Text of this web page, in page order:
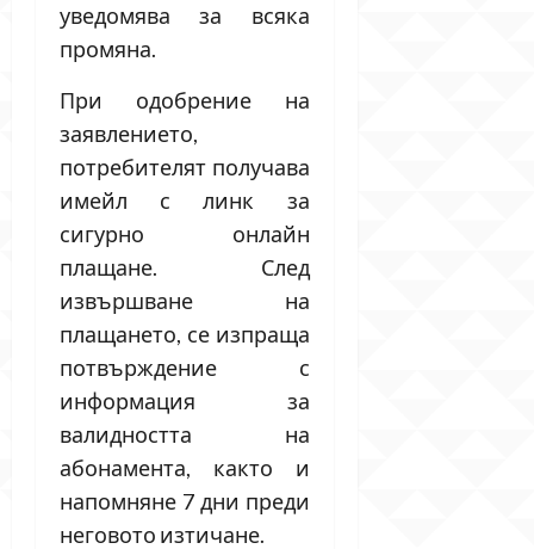
уведомява за всяка
промяна.
При одобрение на
заявлението,
потребителят получава
имейл с линк за
сигурно онлайн
плащане. След
извършване на
плащането, се изпраща
потвърждение с
информация за
валидността на
абонамента, както и
напомняне 7 дни преди
неговото изтичане.